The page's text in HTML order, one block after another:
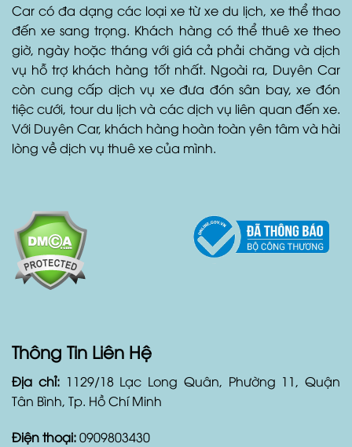
Car có đa dạng các loại xe từ xe du lịch, xe thể thao
đến xe sang trọng. Khách hàng có thể thuê xe theo
giờ, ngày hoặc tháng với giá cả phải chăng và dịch
vụ hỗ trợ khách hàng tốt nhất. Ngoài ra, Duyên Car
còn cung cấp dịch vụ xe đưa đón sân bay, xe đón
tiệc cưới, tour du lịch và các dịch vụ liên quan đến xe.
Với Duyên Car, khách hàng hoàn toàn yên tâm và hài
lòng về dịch vụ thuê xe của mình.
Thông Tin Liên Hệ
Địa chỉ: 1129/18 Lạc Long Quân, Phường 11, Quận
Tân Bình, Tp. Hồ Chí Minh
Điện thoại:0909803430